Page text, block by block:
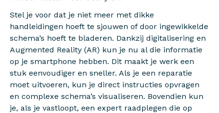
Stel je voor dat je niet meer met dikke
handleidingen hoeft te sjouwen of door ingewikkelde
schema’s hoeft te bladeren. Dankzij digitalisering en
Augmented Reality (AR) kun je nu al die informatie
op je smartphone hebben. Dit maakt je werk een
stuk eenvoudiger en sneller. Als je een reparatie
moet uitvoeren, kun je direct instructies opvragen
en complexe schema’s visualiseren. Bovendien kun
je, als je vastloopt, een expert raadplegen die op